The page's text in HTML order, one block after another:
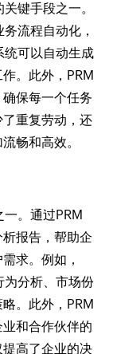
键手段之一。
流程自动化，
统可以自动生成
。此外，PRM
保每一个任务
重复劳动，还
畅和高效。
一。通过PRM
报告，帮助企
求。例如，
为分析、市场份
。此外，PRM
和合作伙伴的
高了企业的决